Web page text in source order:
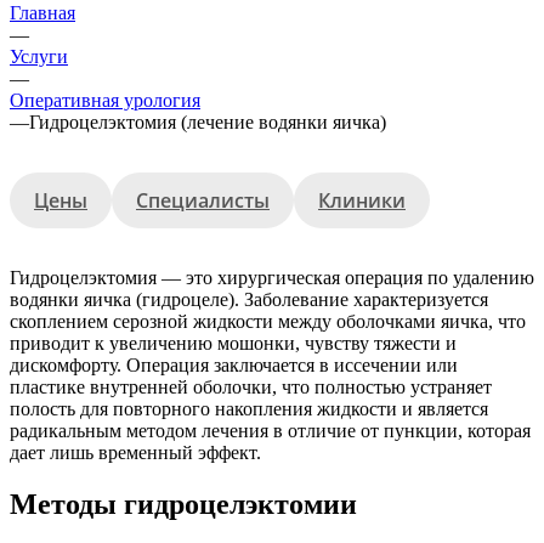
Главная
—
Услуги
—
Оперативная урология
—Гидроцелэктомия (лечение водянки яичка)
Цены Специалисты Клиники
Гидроцелэктомия — это хирургическая операция по удалению
водянки яичка (гидроцеле). Заболевание характеризуется
скоплением серозной жидкости между оболочками яичка, что
приводит к увеличению мошонки, чувству тяжести и
дискомфорту. Операция заключается в иссечении или
пластике внутренней оболочки, что полностью устраняет
полость для повторного накопления жидкости и является
радикальным методом лечения в отличие от пункции, которая
дает лишь временный эффект.
Методы гидроцелэктомии